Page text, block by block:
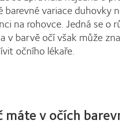
barevné variace duhovky
na rohovce. Jedná se o
v barvě očí však může
očního lékaře.
máte v očích